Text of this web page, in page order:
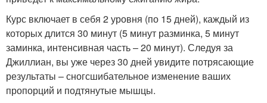
Курс включает в себя 2 уровня (по 15 дней), каждый из
которых длится 30 минут (5 минут разминка, 5 минут
заминка, интенсивная часть – 20 минут). Следуя за
Джиллиан, вы уже через 30 дней увидите потрясающие
результаты – сногсшибательное изменение ваших
пропорций и подтянутые мышцы.